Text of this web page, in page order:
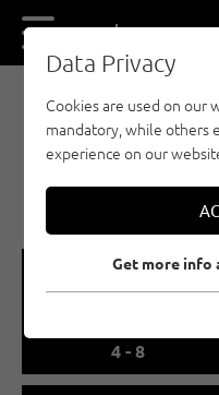
DE EN
SPORT CLIMBING
IMST
🅟
🞽
4 - 8
Data Privacy
Cookies are used on our
mandatory, while others
experience on our
Get more info